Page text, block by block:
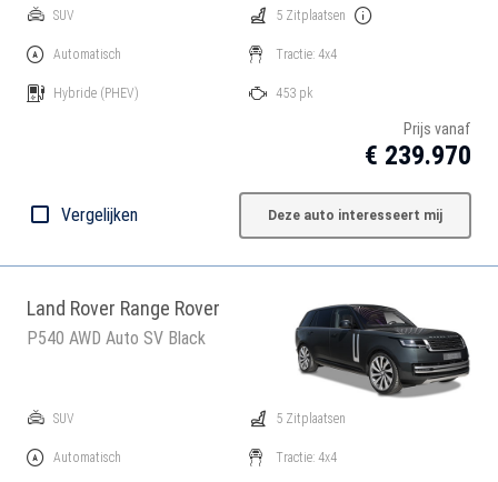
SUV
Automatisch
Hybride (PHEV)
5 Zitplaatsen
Tractie: 4x4
453 pk
Prijs vanaf
€ 239.970
Vergelijken Deze auto interesseert mij
Land Rover Range Rover
P540 AWD Auto SV Black
SUV
Automatisch
5 Zitplaatsen
Tractie: 4x4